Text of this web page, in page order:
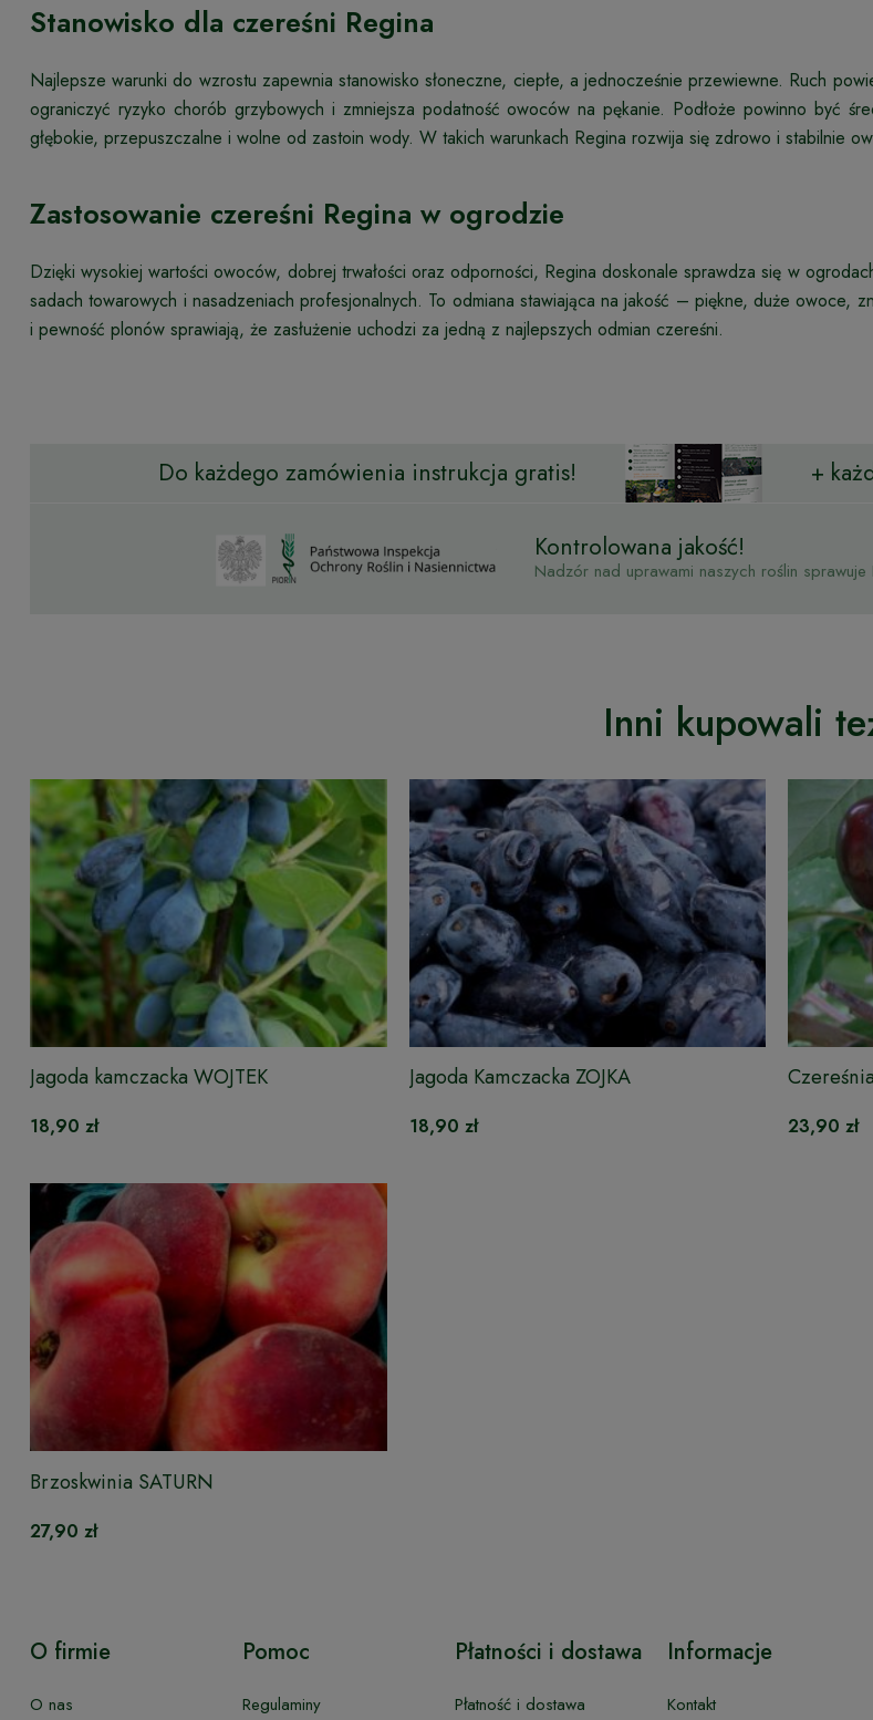
Stanowisko dla czereśni Regina
Najlepsze warunki do wzrostu zapewnia stanowisko słoneczne, ciepłe, a jednocześnie przewiewne. Ruch
ograniczyć ryzyko chorób grzybowych i zmniejsza podatność owoców na pękanie. Podłoże powinno być
głębokie, przepuszczalne i wolne od zastoin wody. W takich warunkach Regina rozwija się zdrowo i stabilnie
Zastosowanie czereśni Regina w ogrodzie
Dzięki wysokiej wartości owoców, dobrej trwałości oraz odporności, Regina doskonale sprawdza się w
sadach towarowych i nasadzeniach profesjonalnych. To odmiana stawiająca na jakość – piękne, duże owoce,
i pewność plonów sprawiają, że zasłużenie uchodzi za jedną z najlepszych odmian czereśni.
Do każdego zamówienia instrukcja gratis! +
Kontrolowana jakość!
Nadzór nad uprawami naszych roślin
Inni kupowali
Jagoda kamczacka WOJTEK
18,90 zł
Jagoda Kamczacka ZOJKA
18,90 zł 23,90 zł
Brzoskwinia SATURN
27,90 zł
O firmie
O nas
Pomoc
Regulaminy
Płatności i dostawa
Płatność i dostawa
Informacje
Kontakt